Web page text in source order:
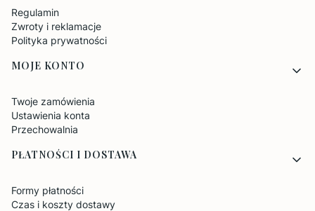
Regulamin
Zwroty i reklamacje
Polityka prywatności
MOJE KONTO
Twoje zamówienia
Ustawienia konta
Przechowalnia
PŁATNOŚCI I DOSTAWA
Formy płatności
Czas i koszty dostawy